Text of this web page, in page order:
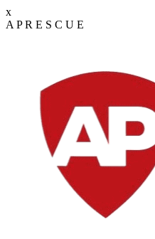
x
A PR E S C U E